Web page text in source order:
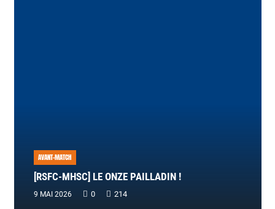
AVANT-MATCH
[RSFC-MHSC] LE ONZE PAILLADIN !
9 MAI 2026 0 214